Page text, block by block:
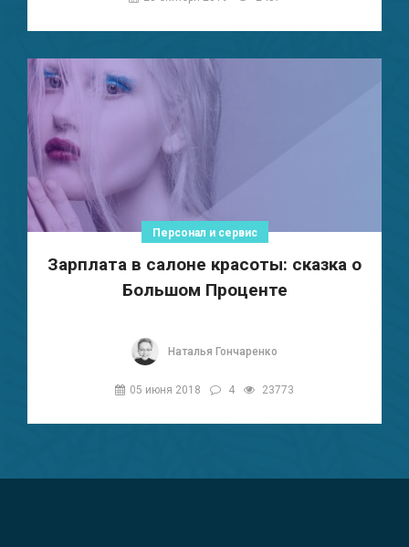
Персонал и сервис
Зарплата в салоне красоты: сказка о
Большом Проценте
Наталья Гончаренко
05 июня 2018 4 23773